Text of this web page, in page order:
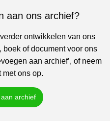
aan ons archief?
ontwikkelen van ons
boek of document voor ons
aan archief’, of neem
met ons op.
archief